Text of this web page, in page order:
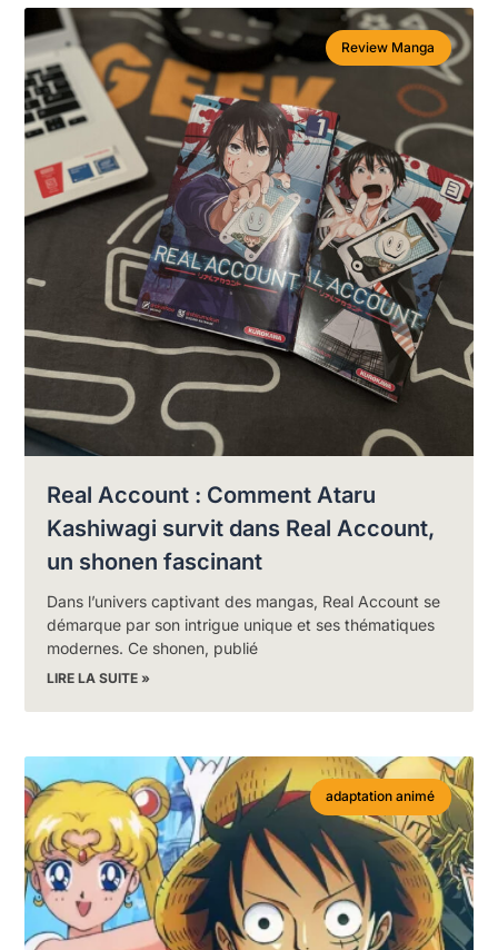
Review Manga
Real Account : Comment Ataru
Kashiwagi survit dans Real Account,
un shonen fascinant
Dans l’univers captivant des mangas, Real Account se
démarque par son intrigue unique et ses thématiques
modernes. Ce shonen, publié
LIRE LA SUITE »
adaptation animé